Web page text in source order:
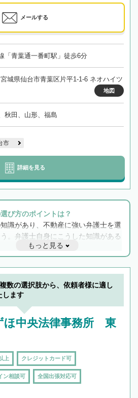
メールする
「青葉通一番町駅」徒歩6分
城県仙台市青葉区片平1-1-6 ネオハイツ
地図
秋田、山形、福島
市
詳細を見る
び方のポイントは？
識があり、不動産に強い弁護士を選
。弁護士自身にこうした知識がある
との連携もスムーズに進み、トラブル
らず相続をトータルで任せることが
また、相続は感情がからむ分野なの
ングも重要です。実際に電話や面談
護士と会話をしてウマが合う方に依
もっと見る
数の選択肢から、依頼者様に適し
します
ほ中央法律事務所 東
上 クレジットカード可
ン相談可 全国出張対応可